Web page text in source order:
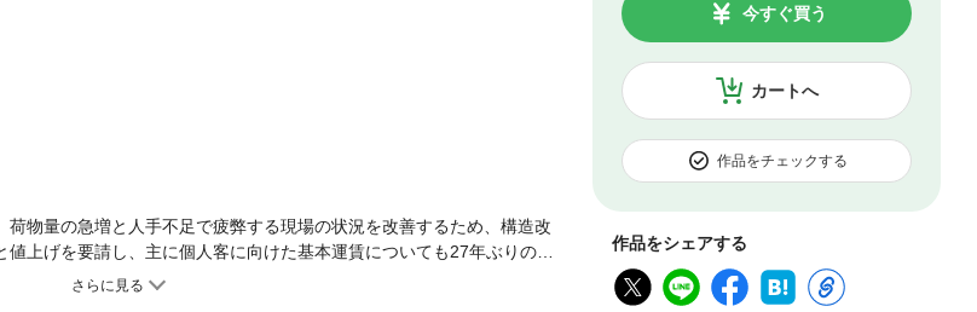
カートへ
今すぐ買う
作品をチェックする
作品をシェアする
物量の急増と人手不足で疲弊する現場の状況を改善するため、構造改
上げを要請し、主に個人客に向けた基本運賃についても27年ぶりの値
かしたものは何だったのか。『週刊ダイヤモンド』（2017年6月17日